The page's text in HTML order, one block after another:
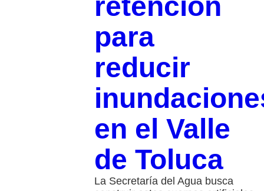
retención
para
reducir
en el Valle
de Toluca
La Secretaría del Agua busca